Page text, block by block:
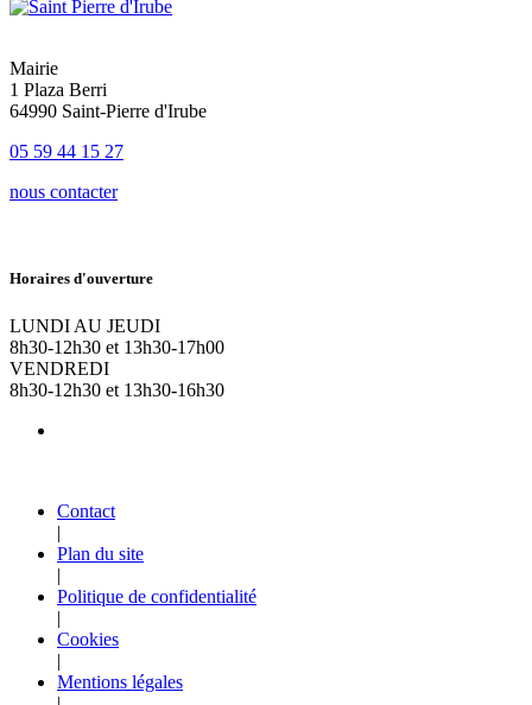
Mairie
1 Plaza Berri
64990 Saint-Pierre d'Irube
05 59 44 15 27
nous contacter
Horaires d'ouverture
LUNDI AU JEUDI
8h30-12h30 et 13h30-17h00
VENDREDI
8h30-12h30 et 13h30-16h30
Contact
|
Plan du site
|
Politique de confidentialité
|
Cookies
|
Mentions légales